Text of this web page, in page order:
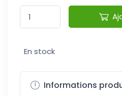
En stock
Informations